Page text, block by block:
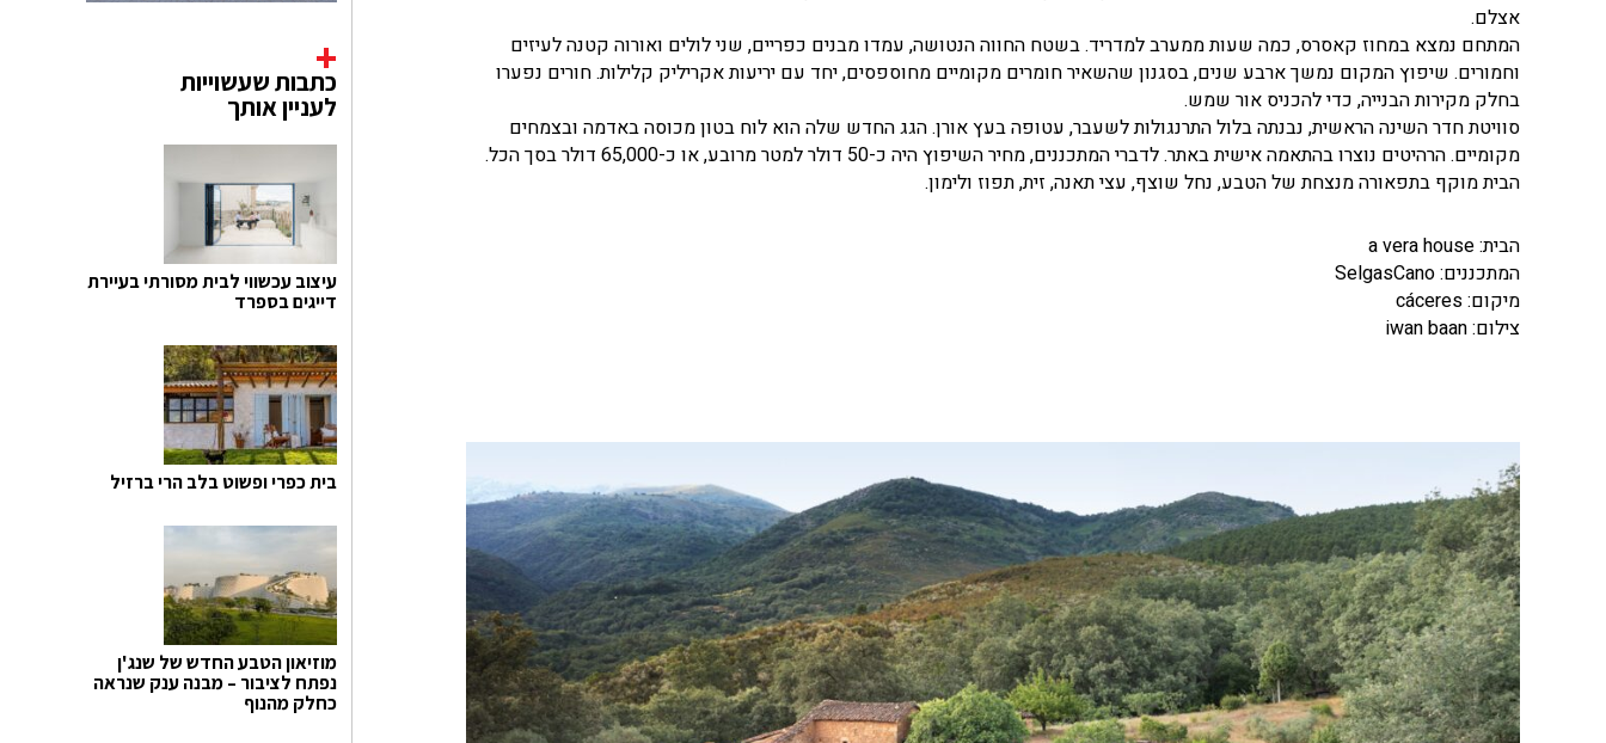
אצלם.
המתחם נמצא במחוז קאסרס, כמה שעות ממערב למדריד. בשטח החווה הנטושה, עמדו מבנים כפריים, שני לולים ואורוה קטנה לעיזים
וחמורים. שיפוץ המקום נמשך ארבע שנים, בסגנון שהשאיר חומרים מקומיים מחוספסים, יחד עם יריעות אקריליק קלילות. חורים נפערו
בחלק מקירות הבנייה, כדי להכניס אור שמש.
סוויטת חדר השינה הראשית, נבנתה בלול התרנגולות לשעבר, עטופה בעץ אורן. הגג החדש שלה הוא לוח בטון מכוסה באדמה ובצמחים
מקומיים. הרהיטים נוצרו בהתאמה אישית באתר. לדברי המתכננים, מחיר השיפוץ היה כ-50 דולר למטר מרובע, או כ-65,000 דולר בסך הכל.
הבית מוקף בתפאורה מנצחת של הטבע, נחל שוצף, עצי תאנה, זית, תפוז ולימון.
הבית: a vera house
המתכננים: SelgasCano
מיקום: cáceres
צילום: iwan baan
כתבות שעשוייות
לעניין אותך
עיצוב עכשווי לבית מסורתי בעיירת
דייגים בספרד
בית כפרי ופשוט בלב הרי ברזיל
מוזיאון הטבע החדש של שנג'ן
נפתח לציבור – מבנה ענק שנראה
כחלק מהנוף